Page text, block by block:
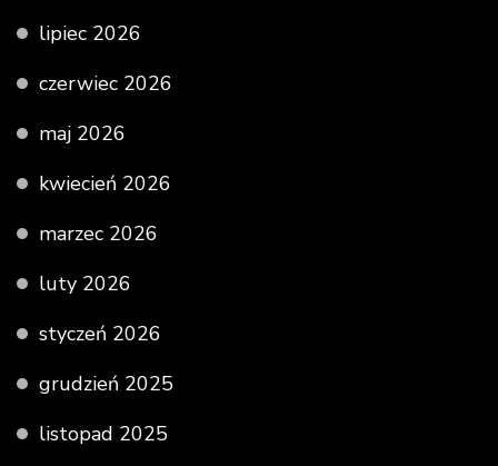
lipiec 2026
czerwiec 2026
maj 2026
kwiecień 2026
marzec 2026
luty 2026
styczeń 2026
grudzień 2025
listopad 2025